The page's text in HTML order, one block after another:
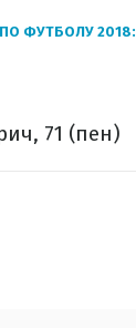
ФУТБОЛУ
71 (пен)